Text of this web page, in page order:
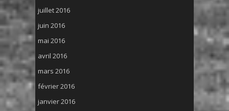
juillet 2016
juin 2016
mai 2016
avril 2016
mars 2016
février 2016
janvier 2016